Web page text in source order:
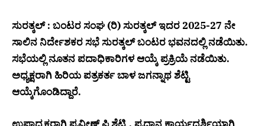
ಸುರತ್ಕಲ್ : ಬಂಟರ ಸಂಘ (ರಿ) ಸುರತ್ಕಲ್ ಇದರ 2025-27 ನೇ
ಸಾಲಿನ ನಿರ್ದೇಶಕರ ಸಭೆ ಸುರತ್ಕಲ್ ಬಂಟರ ಭವನದಲ್ಲಿ ನಡೆಯಿತು.
ಸಭೆಯಲ್ಲಿ ನೂತನ ಪದಾಧಿಕಾರಿಗಳ ಆಯ್ಕೆ ಪ್ರಕ್ರಿಯೆ ನಡೆಯಿತು.
ಅಧ್ಯಕ್ಷರಾಗಿ ಹಿರಿಯ ಪತ್ರಕರ್ತ ಬಾಳ ಜಗನ್ನಾಥ ಶೆಟ್ಟಿ
ಆಯ್ಕೆಗೊಂಡಿದ್ದಾರೆ.